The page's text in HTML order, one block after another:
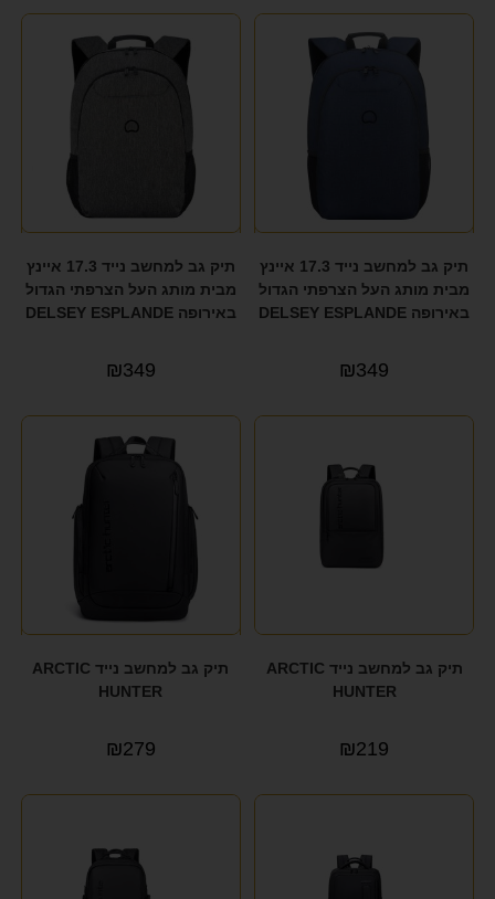
תיק גב למחשב נייד 17.3 איינץ
מבית מותג העל הצרפתי הגדול
באירופה DELSEY ESPLANDE
₪349
תיק גב למחשב נייד 17.3 איינץ
מבית מותג העל הצרפתי הגדול
באירופה DELSEY ESPLANDE
₪349
תיק גב למחשב נייד ARCTIC
HUNTER
₪219
תיק גב למחשב נייד ARCTIC
HUNTER
₪279